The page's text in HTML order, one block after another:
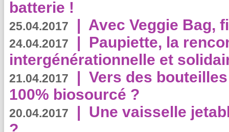
batterie !
25.04.2017 | Avec Veggie Bag,
24.04.2017 | Paupiette, la
intergénérationnelle et
21.04.2017 | Vers des
100% biosourcé ?
20.04.2017 | Une vaisselle